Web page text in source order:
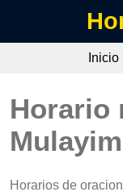
Inicio
Horario
Horarios de